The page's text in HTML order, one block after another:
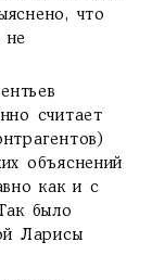
что
не
считает
объяснений
как и с
было
Ларисы